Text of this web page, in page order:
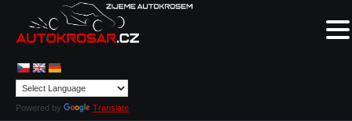
Powered by Translate